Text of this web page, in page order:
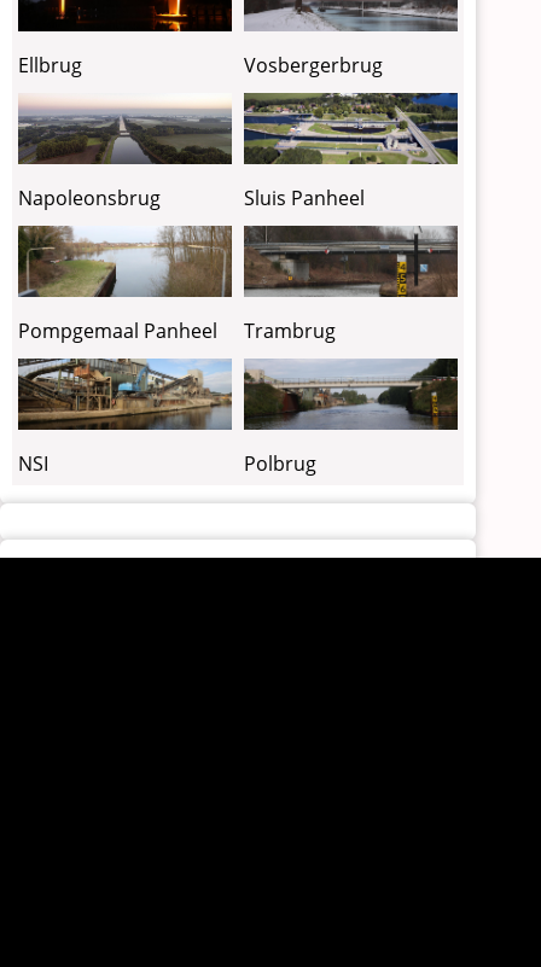
Ellbrug Vosbergerbrug
Napoleonsbrug Sluis Panheel
Pompgemaal Panheel Trambrug
NSI Polbrug